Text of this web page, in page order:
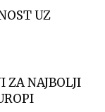
UZ
ZA NAJBOLJI